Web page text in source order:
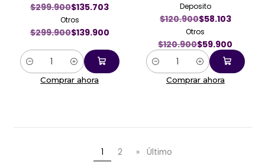
$299.900$135.703
Otros
$299.900$139.900
Cantidad
Comprar ahora
Deposito
$120.900$58.103
Otros
$120.900$59.900
Cantidad
Comprar ahora
1 2 » Último